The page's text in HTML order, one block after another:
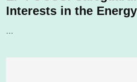
Interests in the